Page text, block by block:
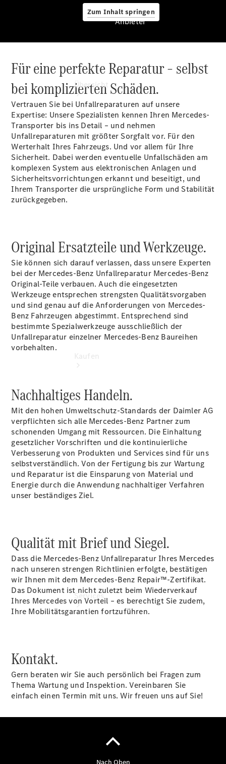
Zum Inhalt springen
Anbieter
Übersicht
Startseite
Ansprechpartner
finden
Servicetermin
vereinbaren
Übersicht
Gebrauchtwagensuche
Junge
Sterne
Digitale
Extras
Services
Übersicht
Finanzdienste
Reifen &
Anbieter
Für eine perfekte Reparatur – selbst
bei komplizierten Schäden.
Vertrauen Sie bei Unfallreparaturen auf unsere
Expertise: Unsere Spezialisten kennen Ihren Mercedes-
Transporter bis ins Detail – und nehmen
Unfallreparaturen mit größter Sorgfalt vor. Für den
Werterhalt Ihres Fahrzeugs. Und vor allem für Ihre
Sicherheit. Dabei werden eventuelle Unfallschäden am
komplexen System aus elektronischen Anlagen und
Sicherheitsvorrichtungen erkannt und beseitigt, und
Ihrem Transporter die ursprüngliche Form und Stabilität
zurückgegeben.
Original Ersatzteile und Werkzeuge.
Sie können sich darauf verlassen, dass unsere Experten
bei der Mercedes-Benz Unfallreparatur Mercedes-Benz
Original-Teile verbauen. Auch die eingesetzten
Werkzeuge entsprechen strengsten Qualitätsvorgaben
und sind genau auf die Anforderungen von Mercedes-
Benz Fahrzeugen abgestimmt. Entsprechend sind
bestimmte Spezialwerkzeuge ausschließlich der
Unfallreparatur einzelner Mercedes-Benz Baureihen
vorbehalten.
Nachhaltiges Handeln.
Mit den hohen Umweltschutz-Standards der Daimler AG
verpflichten sich alle Mercedes-Benz Partner zum
schonenden Umgang mit Ressourcen. Die Einhaltung
gesetzlicher Vorschriften und die kontinuierliche
Verbesserung von Produkten und Services sind für uns
selbstverständlich. Von der Fertigung bis zur Wartung
und Reparatur ist die Einsparung von Material und
Energie durch die Anwendung nachhaltiger Verfahren
unser beständiges Ziel.
Qualität mit Brief und Siegel.
Dass die Mercedes-Benz Unfallreparatur Ihres Mercedes
nach unseren strengen Richtlinien erfolgte, bestätigen
wir Ihnen mit dem Mercedes-Benz Repair™-Zertifikat.
Das Dokument ist nicht zuletzt beim Wiederverkauf
Ihres Mercedes von Vorteil – es berechtigt Sie zudem,
Ihre Mobilitätsgarantien fortzuführen.
Kontakt.
Gern beraten wir Sie auch persönlich bei Fragen zum
Thema Wartung und Inspektion. Vereinbaren Sie
einfach einen Termin mit uns. Wir freuen uns auf Sie!